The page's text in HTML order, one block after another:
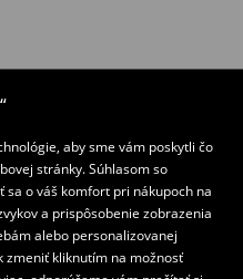
aby sme vám poskytli čo
stránky. Súhlasom so
o váš komfort pri nákupoch na
a prispôsobenie zobrazenia
alebo personalizovanej
zmeniť kliknutím na možnosť